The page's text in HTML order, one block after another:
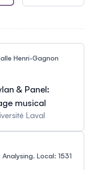
Henri-Gagnon
& Panel:
musical
Laval
Local: 1531